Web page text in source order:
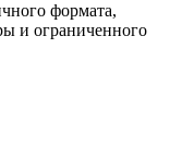
формата,
и ограниченного